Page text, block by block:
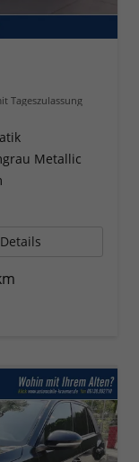
Tageszulassung
Metallic
Details